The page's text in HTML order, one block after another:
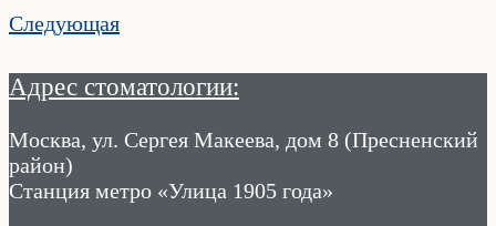
Следующая
Адрес стоматологии:
Москва, ул. Сергея Макеева, дом 8 (Пресненский
район)
Станция метро «Улица 1905 года»